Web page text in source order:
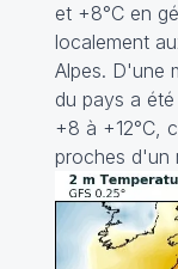
et +8°C en
localement
Alpes. D'une
du pays a
+8 à +12°C,
proches d'un